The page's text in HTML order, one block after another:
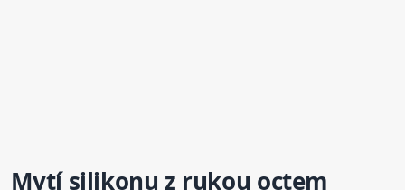
Mytí silikonu z rukou octem